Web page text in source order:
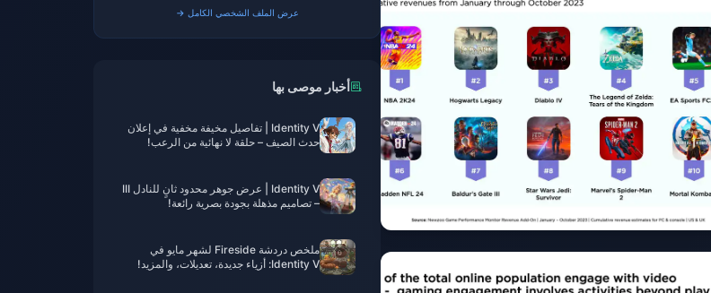
عرض الملف الشخصي الكامل →
أخبار موصى بها
Identity V | تفاصيل مخيفة مخفية في إعلان
حدث الصيف – حلقة لا نهائية من الرعب!
Identity V | عرض جوهر محدود ثانٍ للنادل III
– تصاميم مذهلة بجودة بصرية رائعة!
ملخص دردشة Fireside لشهر مايو في
Identity V: أزياء جديدة، تعديلات، والمزيد!